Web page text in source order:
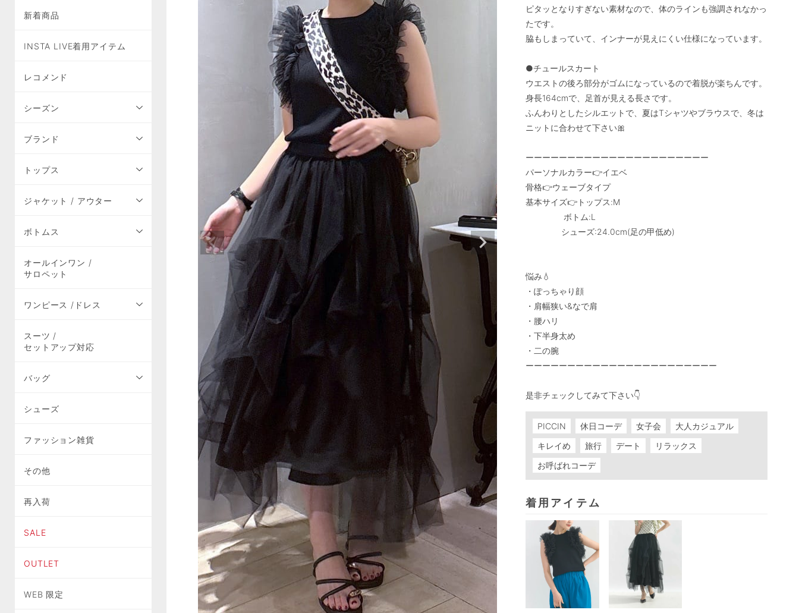
新着商品
INSTA LIVE着用アイテム
レコメンド
シーズン
ブランド
トップス
ジャケット / アウター
ボトムス
オールインワン /
サロペット
ワンピース /ドレス
スーツ /
セットアップ対応
バッグ
シューズ
ファッション雑貨
その他
再入荷
SALE
OUTLET
WEB 限定
ピタッとなりすぎない素材なので、体のラインも強調されなかっ
たです。
脇もしまっていて、インナーが見えにくい仕様になっています。
●チュールスカート
ウエストの後ろ部分がゴムになっているので着脱が楽ちんです。
身長164cmで、足首が見える長さです。
ふんわりとしたシルエットで、夏はTシャツやブラウスで、冬は
ニットに合わせて下さい🎀
ーーーーーーーーーーーーーーーーーーーーーー
パーソナルカラー👉イエベ
骨格👉ウェーブタイプ
基本サイズ👉トップス:M
悩み💧
・ぽっちゃり顔
・肩幅狭い&なで肩
・腰ハリ
・下半身太め
・二の腕
ーーーーーーーーーーーーーーーーーーーーーーー
是非チェックしてみて下さい👇
PICCIN 休日コーデ 女子会
大人カジュアル
キレイめ
旅行 デート
リラックス
お呼ばれコーデ
着用アイテム